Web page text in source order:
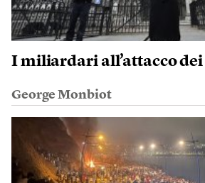
I miliardari all’attacco
George Monbiot